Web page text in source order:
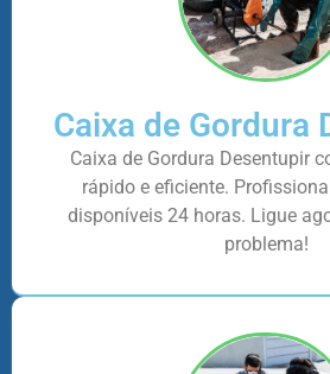
Caixa de Gordura
Caixa de Gordura Desentupir
rápido e eficiente.
disponíveis 24 horas. Ligue
problema!